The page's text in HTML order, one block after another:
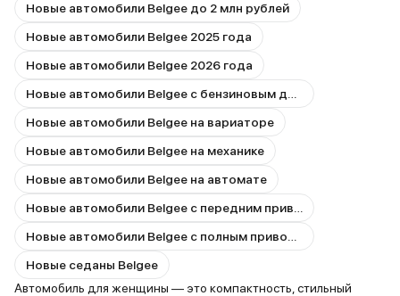
Новые автомобили Belgee до 2 млн рублей
Новые автомобили Belgee 2025 года
Новые автомобили Belgee 2026 года
Новые автомобили Belgee на вариаторе
Новые автомобили Belgee на механике
Новые автомобили Belgee на автомате
Новые седаны Belgee
Автомобиль для женщины — это компактность, стильный